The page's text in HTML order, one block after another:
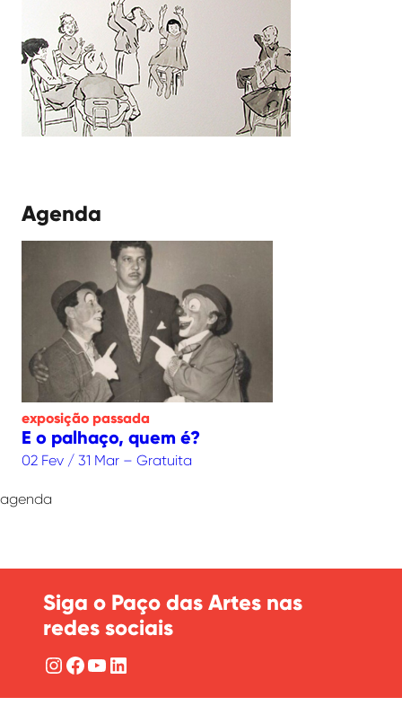
Agenda
exposição passada
E o palhaço, quem é?
02 Fev / 31 Mar – Gratuita
agenda
Siga o Paço das Artes nas
redes sociais
Instagram
Facebook
YouTube
LinkedIn